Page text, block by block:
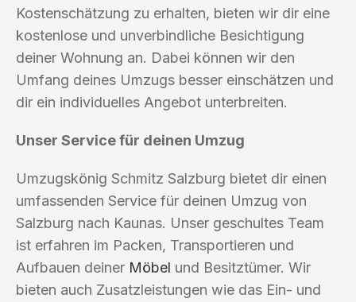
Kostenschätzung zu erhalten, bieten wir dir eine
kostenlose und unverbindliche Besichtigung
deiner Wohnung an. Dabei können wir den
Umfang deines Umzugs besser einschätzen und
dir ein individuelles Angebot unterbreiten.
Unser Service für deinen Umzug
Umzugskönig Schmitz Salzburg bietet dir einen
umfassenden Service für deinen Umzug von
Salzburg nach Kaunas. Unser geschultes Team
ist erfahren im Packen, Transportieren und
Aufbauen deiner Möbel und Besitztümer. Wir
bieten auch Zusatzleistungen wie das Ein- und